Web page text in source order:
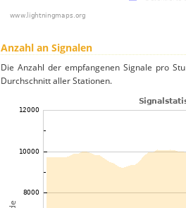
Anzahl an Signalen
Die Anzahl der empfangenen Signale pro
Durchschnitt aller Stationen.